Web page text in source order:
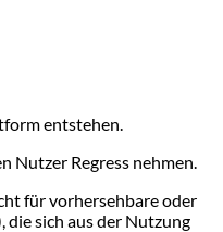
entstehen.
Nutzer Regress nehmen.
für vorhersehbare oder
sich aus der Nutzung